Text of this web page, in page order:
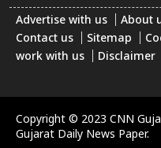
Advertise with us About
Contact us
Sitemap
work with us
Disclaimer
Copyright © 2023 CNN
Gujarat Daily News Paper.